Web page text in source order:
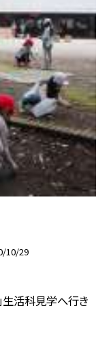
10/29
生活科見学へ行き